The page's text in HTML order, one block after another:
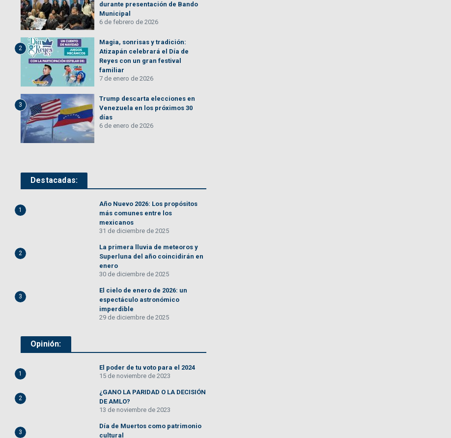
durante presentación de Bando
Municipal
6 de febrero de 2026
2
Magia, sonrisas y tradición:
Atizapán celebrará el Día de
Reyes con un gran festival
familiar
7 de enero de 2026
3
Trump descarta elecciones en
Venezuela en los próximos 30
días
6 de enero de 2026
Destacadas:
1
Año Nuevo 2026: Los propósitos
más comunes entre los
mexicanos
31 de diciembre de 2025
2
La primera lluvia de meteoros y
Superluna del año coincidirán en
enero
30 de diciembre de 2025
3
El cielo de enero de 2026: un
espectáculo astronómico
imperdible
29 de diciembre de 2025
Opinión:
1
El poder de tu voto para el 2024
15 de noviembre de 2023
2
¿GANO LA PARIDAD O LA DECISIÓN
DE AMLO?
13 de noviembre de 2023
3
Día de Muertos como patrimonio
cultural